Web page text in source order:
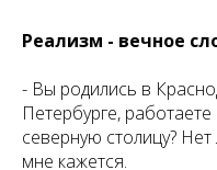
Реализм - вечное
- Вы родились в
Петербурге,
северную столицу?
мне кажется.